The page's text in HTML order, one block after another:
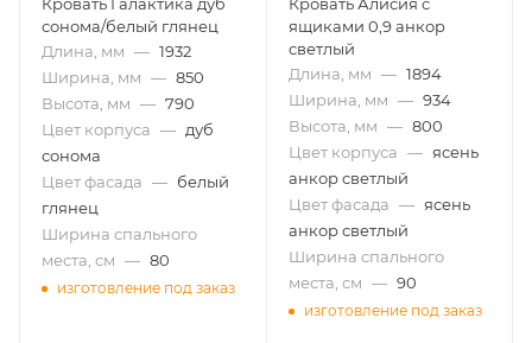
Кровать Галактика дуб
сонома/белый глянец
Длина, мм — 1932
Ширина, мм — 850
Высота, мм — 790
Цвет корпуса — дуб
сонома
Цвет фасада — белый
глянец
Ширина спального
места, см — 80
изготовление под заказ
Кровать Алисия с
ящиками 0,9 анкор
светлый
Длина, мм — 1894
Ширина, мм — 934
Высота, мм — 800
Цвет корпуса — ясень
анкор светлый
Цвет фасада — ясень
анкор светлый
Ширина спального
места, см — 90
изготовление под заказ